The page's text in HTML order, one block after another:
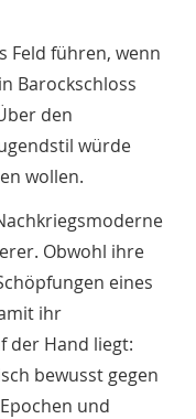
Feld führen, wenn
Barockschloss
den
würde
wollen.
Obwohl ihre
eines
ihr
der Hand liegt:
bewusst gegen
und